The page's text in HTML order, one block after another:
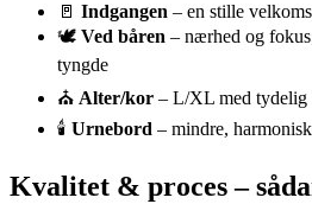
🚪 Indgangen – en stille
🕊️ Ved båren – nærhed og
tyngde
⛪ Alter/kor – L/XL med tydelig
🕯️ Urnebord – mindre,
Kvalitet & proces –